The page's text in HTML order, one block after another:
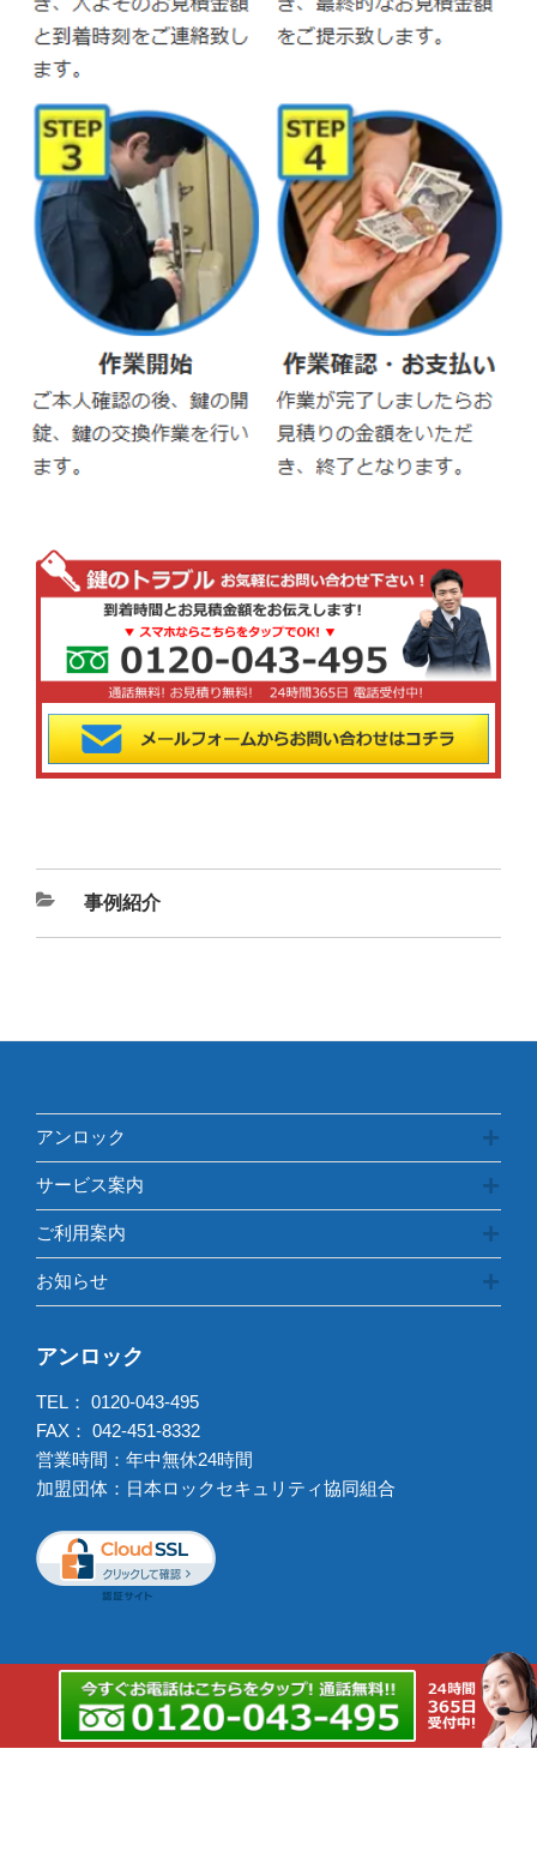
カ
テ
事例紹介
アンロック
サービス案内
ご利用案内
お知らせ
アンロック
TEL： 0120-043-495
FAX： 042-451-8332
営業時間：年中無休24時間
加盟団体：日本ロックセキュリティ協同組合
出張強化エリア
鍵交換出張強化エリア